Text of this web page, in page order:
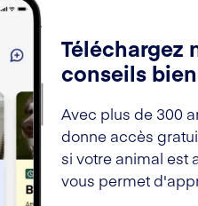
Téléchargez
conseils
Avec plus de 300
donne accès
si votre animal est
vous permet